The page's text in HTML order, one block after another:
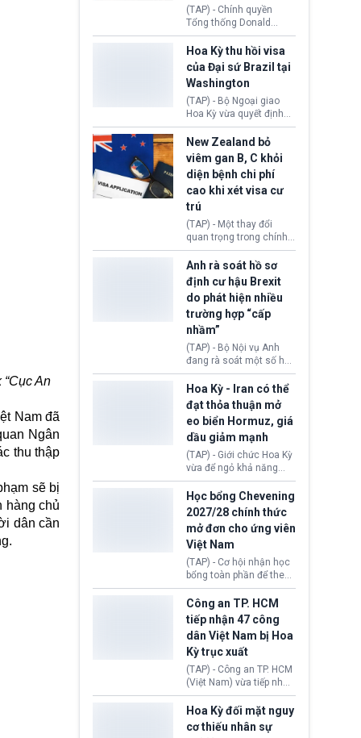
An
Nam đã
Ngân
thu thập
sẽ bị
hàng chủ
dân cần
(TAP) - Chính quyền
Tổng thống Donald
Trump đã hoàn trả
khoảng 100 tỷ USD thuế
quan từng thu theo Đạo
luật Quyền hạn Kinh tế
Khẩn cấp Quốc tế
(IEEPA). Động thái này
diễn ra sau phán quyết
hồi tháng 2 bởi Tòa án
Tối cao Hoa Kỳ
(SCOTUS) khi tuyên bố,
việc áp thuế diện rộng là
hoàn toàn bất hợp pháp.
Hoa Kỳ thu hồi visa
của Đại sứ Brazil tại
Washington
(TAP) - Bộ Ngoại giao
Hoa Kỳ vừa quyết định
thu hồi thị thực (visa)
của bà Maria Luiza
Ribeiro Viotti - Đại sứ
Brazil tại Washington.
Động thái trên diễn ra
trong bối cảnh tranh
chấp ngoại giao giữa
chính quyền Tổng thống
Donald Trump và chính
phủ cánh tả Tổng thống
da Silva đang leo thang
gay gắt.
New Zealand bỏ
viêm gan B, C khỏi
diện bệnh chi phí
cao khi xét visa cư
trú
(TAP) - Một thay đổi
quan trọng trong chính
sách nhập cư của New
Zealand đang mở ra
thêm cơ hội cho nhiều
người muốn định cư. Từ
nay, người mắc viêm
gan B hoặc viêm gan C
sẽ không còn bị mặc
định không đáp ứng tiêu
chuẩn sức khỏe chỉ vì
chi phí điều trị khi nộp hồ
Anh rà soát hồ sơ
định cư hậu Brexit
do phát hiện nhiều
trường hợp “cấp
nhầm”
(TAP) - Bộ Nội vụ Anh
đang rà soát một số hồ
sơ thuộc Chương trình
Định cư EU (EU
Settlement Scheme -
EUSS) sau khi xác định
có trường hợp được cấp
quy chế cư trú hậu
Brexit “do nhầm lẫn”.
Động thái này làm dấy
lên lo ngại về việc thực
thi Thỏa thuận Rút khỏi
Liên minh châu Âu
(Withdrawal
Agreement).
Hoa Kỳ - Iran có thể
đạt thỏa thuận mở
eo biển Hormuz, giá
dầu giảm mạnh
(TAP) - Giới chức Hoa Kỳ
vừa để ngỏ khả năng
sớm đạt thỏa thuận với
Iran nhằm mở lại eo biển
Hormuz, mở đường cho
việc khôi phục hoạt
động hàng hải. Những
tín hiệu ngoại giao tích
cực này lập tức tác động
đến thị trường năng
lượng, kéo giá dầu thế
giới lùi sâu xuống dưới
mức 80 USD/thùng.
Học bổng Chevening
2027/28 chính thức
mở đơn cho ứng viên
Việt Nam
(TAP) - Cơ hội nhận học
bổng toàn phần để theo
học chương trình thạc sĩ
tại Vương quốc Anh đã
chính thức quay trở lại.
Học bổng Chevening
2027/28 của Chính phủ
Anh vừa mở cổng ứng
tuyển dành riêng ứng
viên Việt Nam, hỗ trợ
toàn bộ chi phí học tập
cùng nhiều quyền lợi
trong suốt một năm
học.
Công an TP. HCM
tiếp nhận 47 công
dân Việt Nam bị Hoa
Kỳ trục xuất
(TAP) - Công an TP. HCM
(Việt Nam) vừa tiếp nhận
47 công dân Việt Nam bị
Hoa Kỳ trục xuất về
nước. Đây là đợt có số
lượng lớn nhất từ đầu
Hoa Kỳ đối mặt nguy
cơ thiếu nhân sự